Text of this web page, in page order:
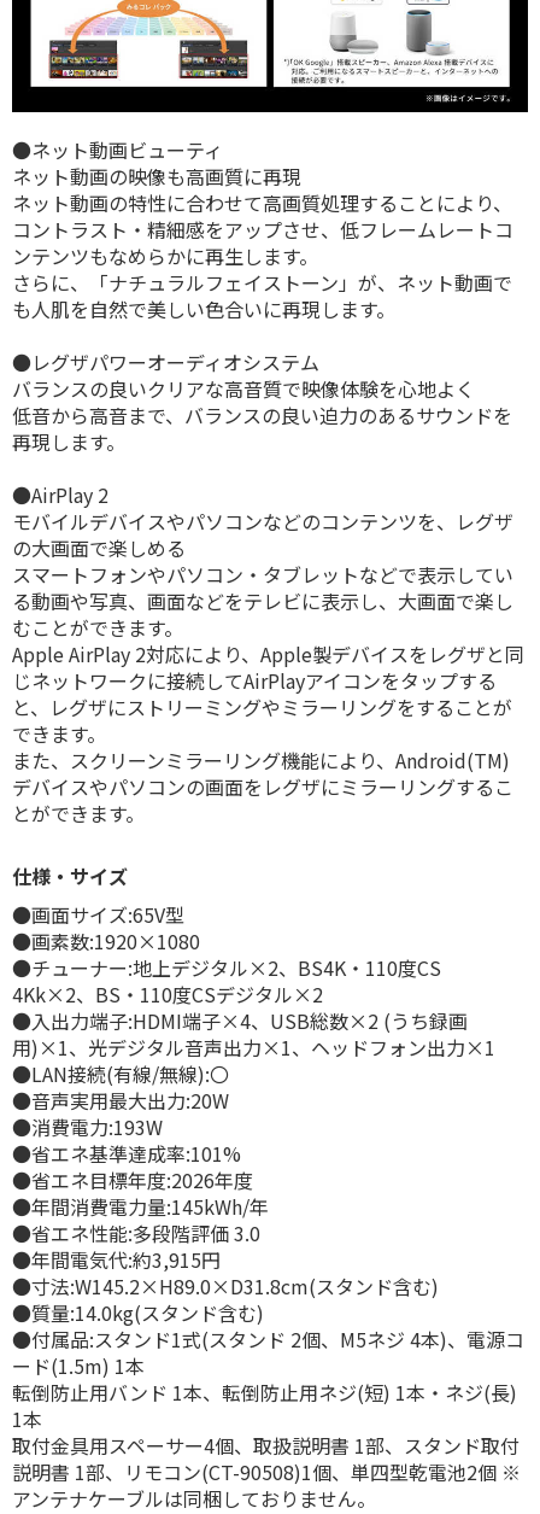
●ネット動画ビューティ
ネット動画の映像も高画質に再現
ネット動画の特性に合わせて高画質処理することにより、
コントラスト・精細感をアップさせ、低フレームレートコ
ンテンツもなめらかに再生します。
さらに、「ナチュラルフェイストーン」が、ネット動画で
も人肌を自然で美しい色合いに再現します。
●レグザパワーオーディオシステム
バランスの良いクリアな高音質で映像体験を心地よく
低音から高音まで、バランスの良い迫力のあるサウンドを
再現します。
●AirPlay 2
モバイルデバイスやパソコンなどのコンテンツを、レグザ
の大画面で楽しめる
スマートフォンやパソコン・タブレットなどで表示してい
る動画や写真、画面などをテレビに表示し、大画面で楽し
むことができます。
Apple AirPlay 2対応により、Apple製デバイスをレグザと同
じネットワークに接続してAirPlayアイコンをタップする
と、レグザにストリーミングやミラーリングをすることが
できます。
また、スクリーンミラーリング機能により、Android(TM)
デバイスやパソコンの画面をレグザにミラーリングするこ
とができます。
仕様・サイズ
●画面サイズ:65V型
●画素数:1920×1080
●チューナー:地上デジタル×2、BS4K・110度CS
4Kk×2、BS・110度CSデジタル×2
●入出力端子:HDMI端子×4、USB総数×2 (うち録画
用)×1、光デジタル音声出力×1、ヘッドフォン出力×1
●LAN接続(有線/無線):〇
●音声実用最大出力:20W
●消費電力:193W
●省エネ基準達成率:101%
●省エネ目標年度:2026年度
●年間消費電力量:145kWh/年
●省エネ性能:多段階評価 3.0
●年間電気代:約3,915円
●寸法:W145.2×H89.0×D31.8cm(スタンド含む)
●質量:14.0kg(スタンド含む)
●付属品:スタンド1式(スタンド 2個、M5ネジ 4本)、電源コ
ード(1.5m) 1本
転倒防止用バンド 1本、転倒防止用ネジ(短) 1本・ネジ(長)
1本
取付金具用スペーサー4個、取扱説明書 1部、スタンド取付
説明書 1部、リモコン(CT-90508)1個、単四型乾電池2個 ※
アンテナケーブルは同梱しておりません。